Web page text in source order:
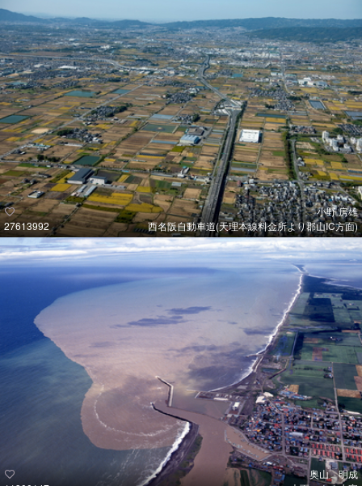
27613992
小野 房雄
西名阪自動車道(天理本線料金所より郡山IC方面)
奥山 明成